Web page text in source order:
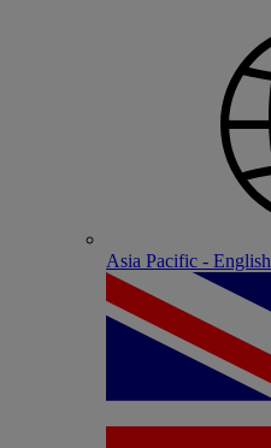
Asia Pacific - English